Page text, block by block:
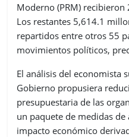
Moderno (PRM)
Los restantes 5,614.1
repartidos entre otros 55
movimientos políticos,
El análisis del economista
Gobierno propusiera
presupuestaria de las
un paquete de medidas
impacto económico